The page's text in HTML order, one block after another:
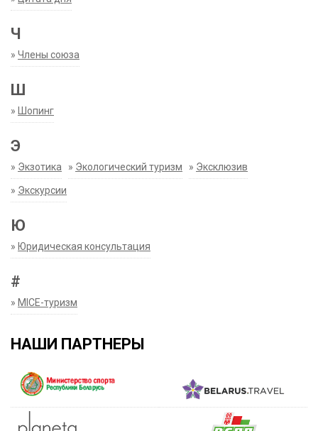
Ч
» Члены союза
Ш
» Шопинг
Э
» Экзотика » Экологический туризм » Эксклюзив
» Экскурсии
Ю
» Юридическая консультация
#
» MICE-туризм
НАШИ ПАРТНЕРЫ